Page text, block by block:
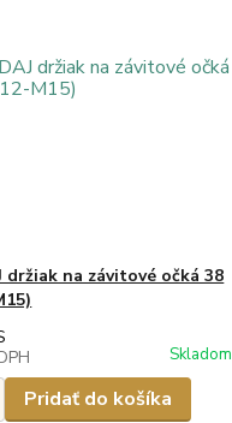
držiak na závitové očká 38
Skladom
Pridať do košíka